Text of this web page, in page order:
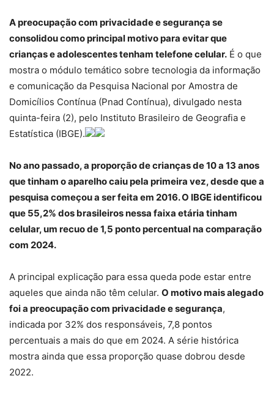
A preocupação com privacidade e segurança se
consolidou como principal motivo para evitar que
crianças e adolescentes tenham telefone celular. É o que
mostra o módulo temático sobre tecnologia da informação
e comunicação da Pesquisa Nacional por Amostra de
Domicílios Contínua (Pnad Contínua), divulgado nesta
quinta-feira (2), pelo Instituto Brasileiro de Geografia e
Estatística (IBGE).
No ano passado, a proporção de crianças de 10 a 13 anos
que tinham o aparelho caiu pela primeira vez, desde que a
pesquisa começou a ser feita em 2016. O IBGE identificou
que 55,2% dos brasileiros nessa faixa etária tinham
celular, um recuo de 1,5 ponto percentual na comparação
com 2024.
A principal explicação para essa queda pode estar entre
aqueles que ainda não têm celular. O motivo mais alegado
foi a preocupação com privacidade e segurança,
indicada por 32% dos responsáveis, 7,8 pontos
percentuais a mais do que em 2024. A série histórica
mostra ainda que essa proporção quase dobrou desde
2022.